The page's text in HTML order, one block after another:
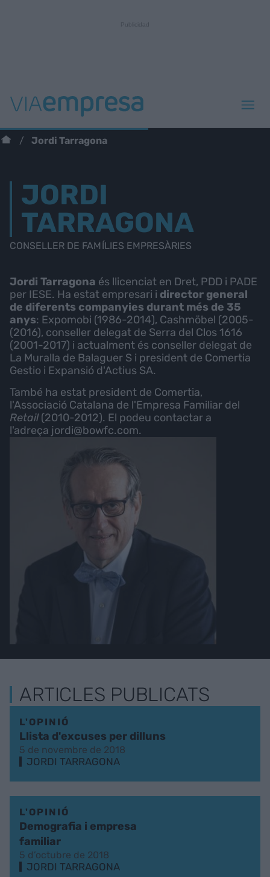
Jordi Tarragona
JORDI
TARRAGONA
CONSELLER DE FAMÍLIES EMPRESÀRIES
Jordi Tarragona és llicenciat en Dret, PDD i PADE
per IESE. Ha estat empresari i director general
de diferents companyies durant més de 35
anys: Expomobi (1986-2014), Cashmöbel (2005-
(2016), conseller delegat de Serra del Clos 1616
(2001-2017) i actualment és conseller delegat de
La Muralla de Balaguer S i president de Comertia
Gestio i Expansió d'Actius SA.
També ha estat president de Comertia,
l'Associació Catalana de l'Empresa Familiar del
Retail (2010-2012). El podeu contactar a
l'adreça jordi@bowfc.com.
ARTICLES PUBLICATS
L'OPINIÓ
Llista d'excuses per dilluns
5 de novembre de 2018
JORDI TARRAGONA
L'OPINIÓ
Demografia i empresa
familiar
5 d’octubre de 2018
JORDI TARRAGONA